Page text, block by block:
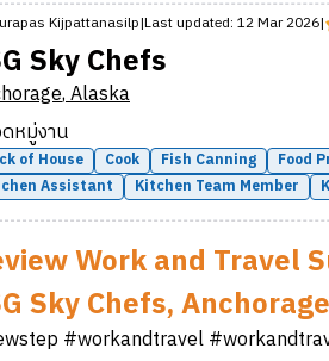
Kijpattanasilp|Last updated: 12 Mar 2026|
Sky Chefs
,Alaska
หมู่งาน
of House Cook Fish Canning Food
Assistant
Kitchen Team Member
Work and Travel
Sky Chefs,
#workandtravel